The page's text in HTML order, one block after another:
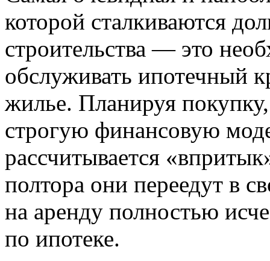
которой сталкиваются
строительства — это
обслуживать ипотечный
жилье. Планируя
строгую финансовую
рассчитывается
полтора они переедут в
на аренду полностью
по ипотеке.